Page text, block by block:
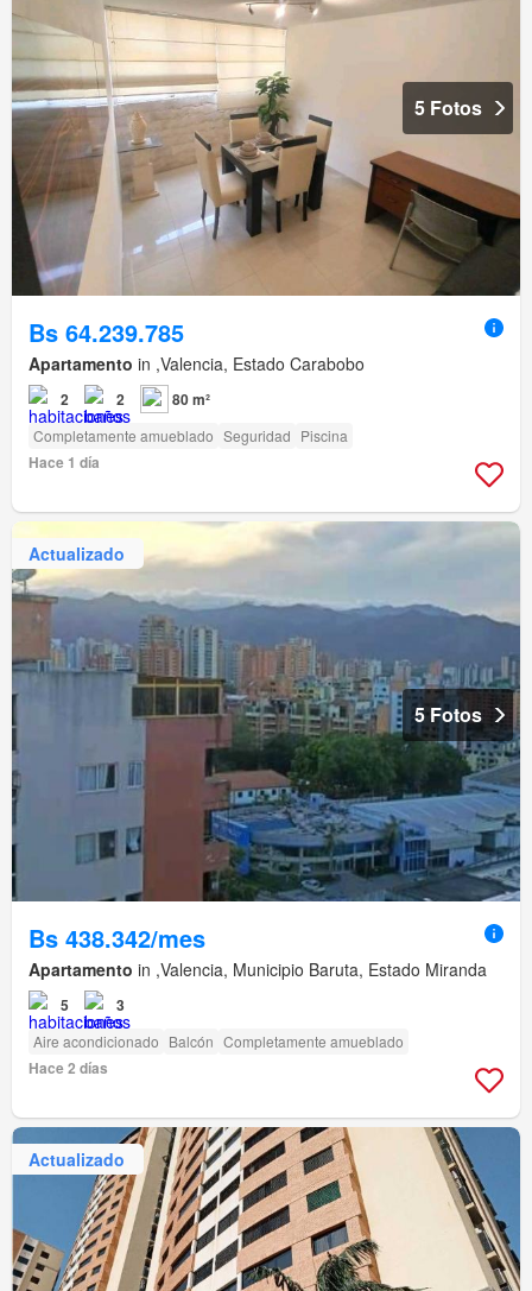
5 Fotos
Bs 64.239.785
Apartamento in ,Valencia, Estado Carabobo
2 2 80 m²
Completamente amueblado Seguridad Piscina
Hace 1 día
Actualizado
5 Fotos
Bs 438.342/mes
Apartamento in ,Valencia, Municipio Baruta, Estado Miranda
5 3
Aire acondicionado Balcón Completamente amueblado
Hace 2 días
Actualizado